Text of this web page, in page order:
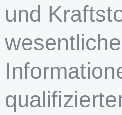
und
wesentliche